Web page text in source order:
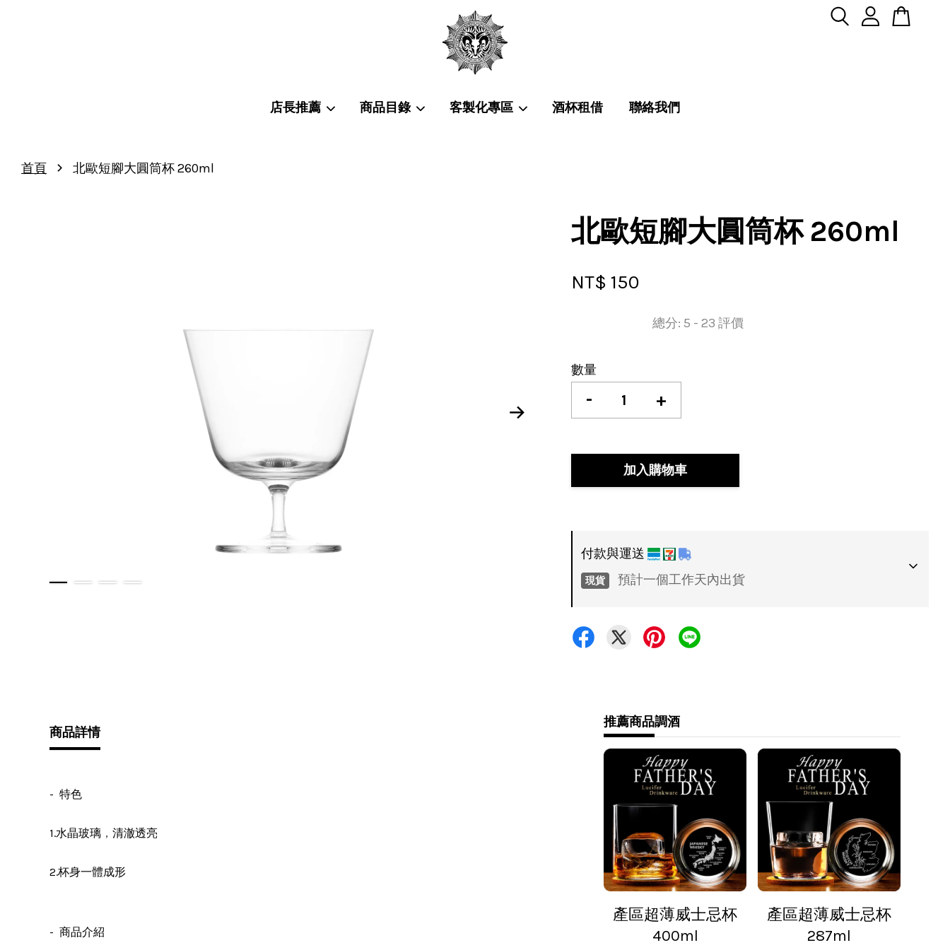
店長推薦 商品目錄 客製化專區 酒杯租借 聯絡我們
首頁 › 北歐短腳大圓筒杯 260ml
北歐短腳大圓筒杯 260ml
NT$ 150
總分: 5 -23 評價
數量
- +
加入購物車
付款與運送
現貨 預計一個工作天內出貨
•超商 / 宅配貨到付款
7-11 - 運費 60 元，NT 600 享免運
全家 - 運費 60 元，NT 600 享免運
新竹物流 - 運費 80 元
黑貓(包裹90cm以下) - 運費 170 元
黑貓(包裹91~120cm) - 運費 210 元
黑貓(包裹121~150cm以下) - 運費 250 元
商品詳情
- 特色
1.水晶玻璃 ， 清澈透亮
2.杯身一體成形
- 商品介紹
推薦商品調酒
產區超薄威士忌杯
400ml
產區超薄威士忌杯
287ml